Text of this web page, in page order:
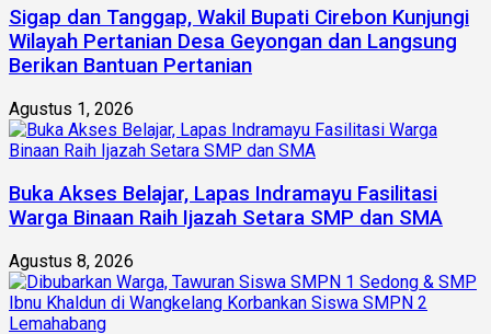
Sigap dan Tanggap, Wakil Bupati Cirebon Kunjungi
Wilayah Pertanian Desa Geyongan dan Langsung
Berikan Bantuan Pertanian
Agustus 1, 2026
Buka Akses Belajar, Lapas Indramayu Fasilitasi
Warga Binaan Raih Ijazah Setara SMP dan SMA
Agustus 8, 2026